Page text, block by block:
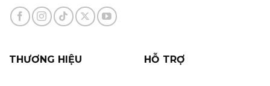
THƯƠNG HIỆU HỖ TRỢ